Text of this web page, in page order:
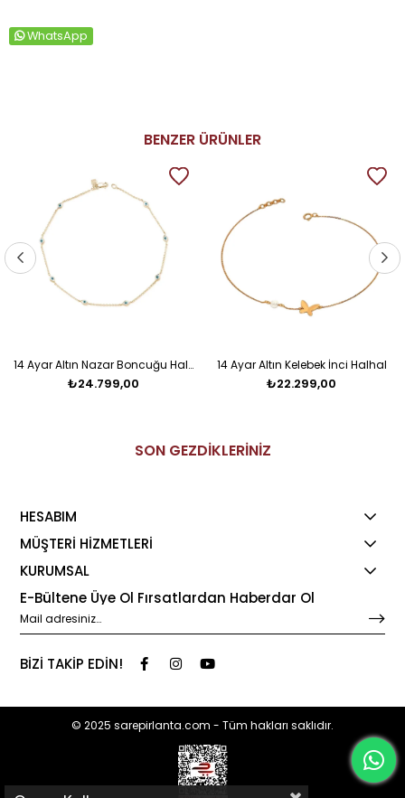
WhatsApp
BENZER ÜRÜNLER
14 Ayar Altın Nazar Boncuğu Halhal
₺24.799,00
14 Ayar Altın Kelebek İnci Halhal
₺22.299,00
SON GEZDİKLERİNİZ
HESABIM
MÜŞTERİ HİZMETLERİ
KURUMSAL
E-Bültene Üye Ol Fırsatlardan Haberdar Ol
BİZİ TAKİP EDİN!
© 2025 sarepirlanta.com - Tüm hakları saklıdır.